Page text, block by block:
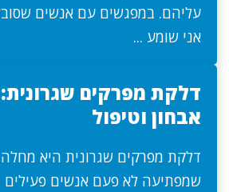
עליהם. במפגשים עם אנשים
אני שומע ...
דלקת מפרקים
אבחון וטיפול
דלקת מפרקים שגרונית היא מחלה
שמפתיעה לא פעם אנשים פעילים